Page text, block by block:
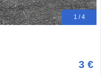
1 / 4
3 €